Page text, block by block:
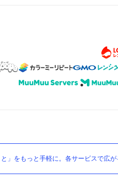
」をもっと手軽に。各サービスで広